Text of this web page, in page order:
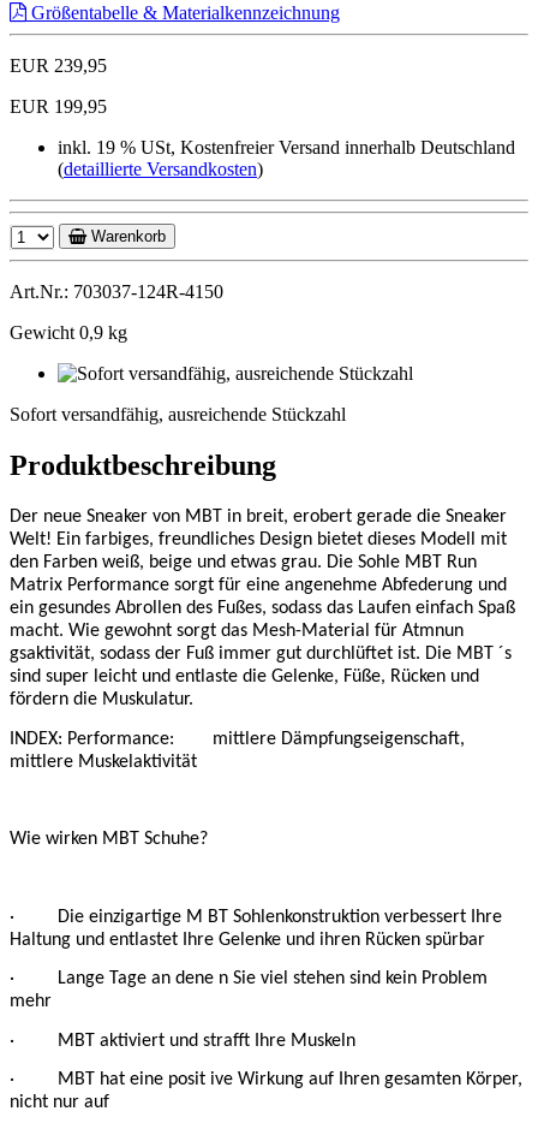
Größentabelle & Materialkennzeichnung
EUR 239,95
EUR 199,95
inkl. 19 % USt, Kostenfreier Versand innerhalb Deutschland
(detaillierte Versandkosten)
Warenkorb
Art.Nr.: 703037-124R-4150
Gewicht 0,9 kg
Sofort versandfähig, ausreichende Stückzahl
Produktbeschreibung
Der neue Sneaker von MBT in breit, erobert gerade die Sneaker
Welt! Ein farbiges, freundliches Design bietet dieses Modell mit
den Farben weiß, beige und etwas grau. Die Sohle MBT Run
Matrix Performance sorgt für eine angenehme Abfederung und
ein gesundes Abrollen des Fußes, sodass das Laufen einfach Spaß
macht. Wie gewohnt sorgt das Mesh-Material für Atmnun
gsaktivität, sodass der Fuß immer gut durchlüftet ist. Die MBT ´s
sind super leicht und entlaste die Gelenke, Füße, Rücken und
fördern die Muskulatur.
INDEX: Performance: mittlere Dämpfungseigenschaft,
mittlere Muskelaktivität
Wie wirken MBT Schuhe?
· Die einzigartige M BT Sohlenkonstruktion verbessert Ihre
Haltung und entlastet Ihre Gelenke und ihren Rücken spürbar
· Lange Tage an dene n Sie viel stehen sind kein Problem
mehr
· MBT aktiviert und strafft Ihre Muskeln
· MBT hat eine posit ive Wirkung auf Ihren gesamten Körper,
nicht nur auf